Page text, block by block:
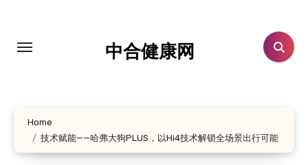
中合健康网
Home
技术赋能——哈弗大狗PLUS，以Hi4技术解锁全场景出行可能